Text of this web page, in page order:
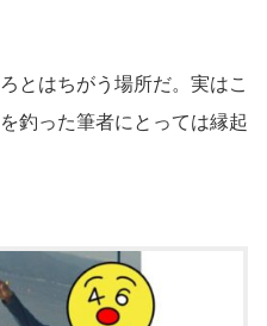
とはちがう場所だ。実はこ
釣った筆者にとっては縁起